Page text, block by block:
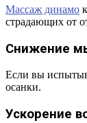
Повышение
Улучшение
Заключение
Массаж динамо
страдающих от
Снижение
Если вы
осанки.
Ускорение